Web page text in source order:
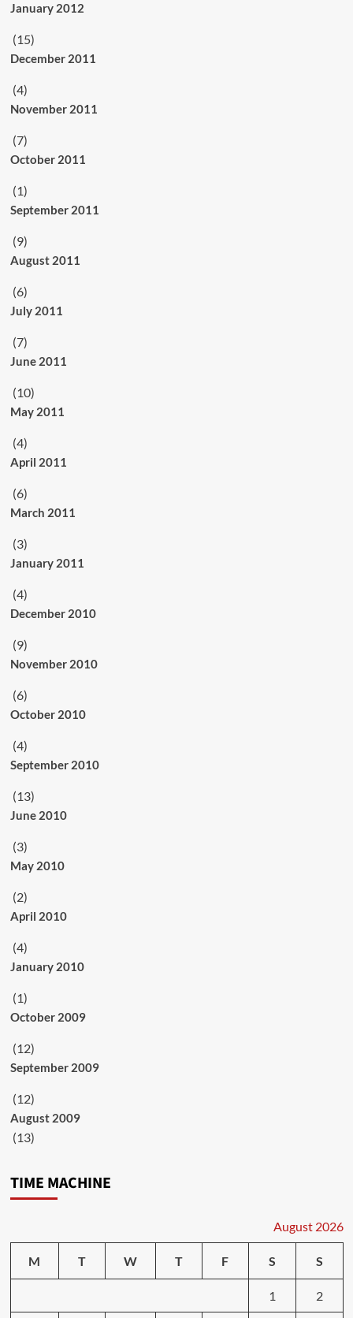
January 2012
(15)
December 2011
(4)
November 2011
(7)
October 2011
(1)
September 2011
(9)
August 2011
(6)
July 2011
(7)
June 2011
(10)
May 2011
(4)
April 2011
(6)
March 2011
(3)
January 2011
(4)
December 2010
(9)
November 2010
(6)
October 2010
(4)
September 2010
(13)
June 2010
(3)
May 2010
(2)
April 2010
(4)
January 2010
(1)
October 2009
(12)
September 2009
(12)
August 2009
(13)
TIME MACHINE
August 2026
M T W T F S S
1 2